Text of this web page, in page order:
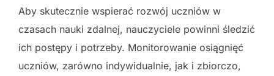
Aby skutecznie wspierać rozwój uczniów w
czasach nauki zdalnej, nauczyciele powinni śledzić
ich postępy i potrzeby. Monitorowanie osiągnięć
uczniów, zarówno indywidualnie, jak i zbiorczo,